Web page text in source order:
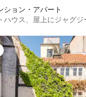
ション・アパート
ハウス、屋上にジャグジ